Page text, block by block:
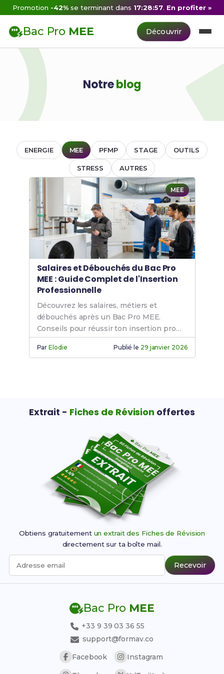
Promotion -42% se terminant dans 17:28:57. En profiter »
Bac Pro MEE Découvrir
Notreblog
ENERGIE MEE PFMP STAGE OUTILS
STRESS AUTRES
MEE
Salaires et Débouchés du Bac Pro
MEE : Guide Complet de l'Insertion
Professionnelle
Découvrez les salaires, métiers et
débouchés après un Bac Pro MEE.
Conseils pour réussir ton insertion pro
dans l'efficacité énergétique.
ParElodie Publié le 29 janvier 2026
Extrait - Fiches de Révision offertes
Obtiens gratuitement un extrait des Fiches de Révision
directement sur ta boîte mail.
Adresse email Recevoir
Bac Pro MEE
+33 9 39 03 36 55
support@formav.co
Facebook
Instagram